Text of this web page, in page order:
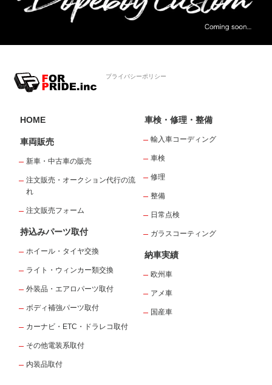
プライバシーポリシー
HOME
車両販売
新車・中古車の販売
注文販売・オークション代行の流
れ
注文販売フォーム
持込みパーツ取付
ホイール・タイヤ交換
ライト・ウィンカー類交換
外装品・エアロパーツ取付
ボディ補強パーツ取付
カーナビ・ETC・ドラレコ取付
その他電装系取付
内装品取付
車検・修理・整備
輸入車コーディング
車検
修理
整備
日常点検
ガラスコーティング
納車実績
欧州車
アメ車
国産車